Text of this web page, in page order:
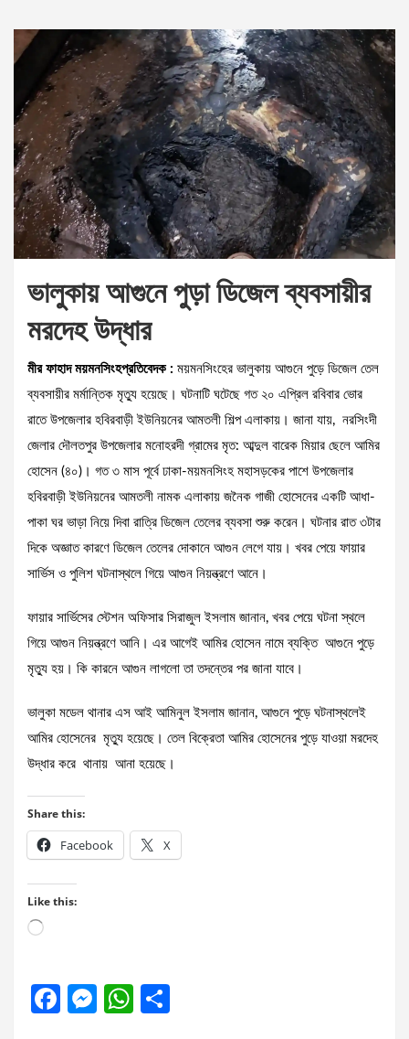
ভালুকায় আগুনে পুড়া ডিজেল ব্যবসায়ীর
মরদেহ উদ্ধার
মীর ফাহাদ ময়মনসিংহপ্রতিবেদক : ময়মনসিংহের ভালুকায় আগুনে পুড়ে ডিজেল তেল
ব্যবসায়ীর মর্মান্তিক মৃত্যু হয়েছে। ঘটনাটি ঘটেছে গত ২০ এপ্রিল রবিবার ভোর
রাতে উপজেলার হবিরবাড়ী ইউনিয়নের আমতলী শিল্প এলাকায়। জানা যায়, নরসিংদী
জেলার দৌলতপুর উপজেলার মনোহরদী গ্রামের মৃত: আব্দুল বারেক মিয়ার ছেলে আমির
হোসেন (৪০)। গত ৩ মাস পূর্বে ঢাকা-ময়মনসিংহ মহাসড়কের পাশে উপজেলার
হবিরবাড়ী ইউনিয়নের আমতলী নামক এলাকায় জনৈক গাজী হোসেনের একটি আধা-
পাকা ঘর ভাড়া নিয়ে দিবা রাত্রি ডিজেল তেলের ব্যবসা শুরু করেন। ঘটনার রাত ৩টার
দিকে অজ্ঞাত কারণে ডিজেল তেলের দোকানে আগুন লেগে যায়। খবর পেয়ে ফায়ার
সার্ভিস ও পুলিশ ঘটনাস্থলে গিয়ে আগুন নিয়ন্ত্রণে আনে।
ফায়ার সার্ভিসের স্টেশন অফিসার সিরাজুল ইসলাম জানান, খবর পেয়ে ঘটনা স্থলে
গিয়ে আগুন নিয়ন্ত্রণে আনি। এর আগেই আমির হোসেন নামে ব্যক্তি আগুনে পুড়ে
মৃত্যু হয়। কি কারনে আগুন লাগলো তা তদন্তের পর জানা যাবে।
ভালুকা মডেল থানার এস আই আমিনুল ইসলাম জানান, আগুনে পুড়ে ঘটনাস্থলেই
আমির হোসেনের মৃত্যু হয়েছে। তেল বিক্রেতা আমির হোসেনের পুড়ে যাওয়া মরদেহ
উদ্ধার করে থানায় আনা হয়েছে।
Share this:
Facebook X
Like this:
Loading…
F
M W